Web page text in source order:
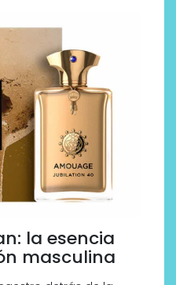
la esencia
masculina